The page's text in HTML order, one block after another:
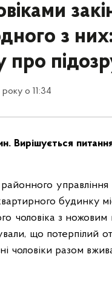
з них:
про
о 11:34
Вирішується
управління
будинку
чоловіка з
що потерпілий
чоловіки разом